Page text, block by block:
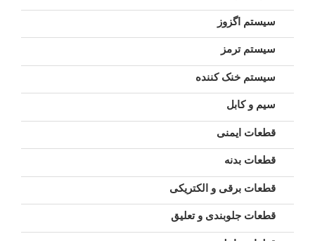
سیستم اگزوز
سیستم ترمز
سیستم خنک کننده
سیم و کابل
قطعات ایمنی
قطعات بدنه
قطعات برقی و الکتریکی
قطعات جلوبندی و تعلیق